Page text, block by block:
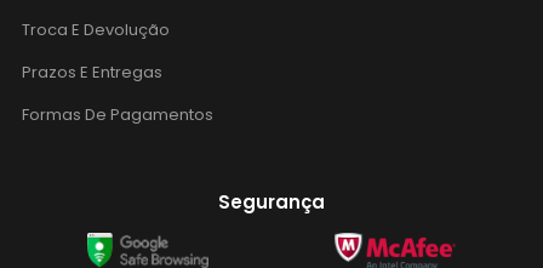
Troca E Devolução
Prazos E Entregas
Formas De Pagamentos
Segurança